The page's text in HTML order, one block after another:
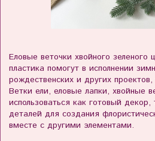
Еловые веточки хвойного зеленого
пластика помогут в исполнении
рождественских и других
Ветки ели, еловые лапки, хвойные
использоваться как готовый декор,
деталей для создания
вместе с другими элементами.